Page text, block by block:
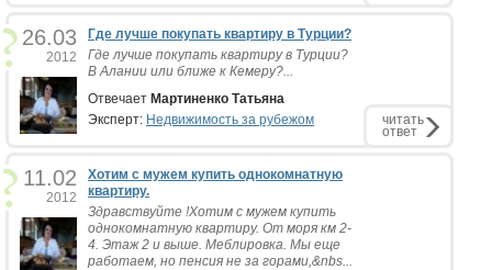
26.03
2012
Где лучше покупать квартиру в Турции?
Где лучше покупать квартиру в Турции?
В Алании или ближе к Кемеру?...
Отвечает Мартиненко Татьяна
Эксперт: Недвижимость за рубежом читать
ответ
11.02
2012
Хотим с мужем купить однокомнатную
квартиру.
Здравствуйте !Хотим с мужем купить
однокомнатную квартиру. От моря км 2-
4. Этаж 2 и выше. Меблировка. Мы еще
работаем, но пенсия не за горами,&nbs...